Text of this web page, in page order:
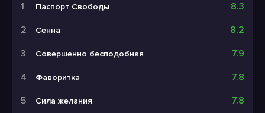
Паспорт Свободы 8.3
Сенна 8.2
Совершенно бесподобная 7.9
Фаворитка 7.8
Сила желания 7.8